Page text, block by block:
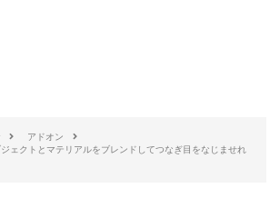
アドオン
ェクトとマテリアルをブレンドしてつなぎ目をなじませれ